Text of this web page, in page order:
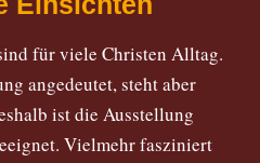
für viele Christen Alltag.
angedeutet, steht aber
ist die Ausstellung
Vielmehr fasziniert